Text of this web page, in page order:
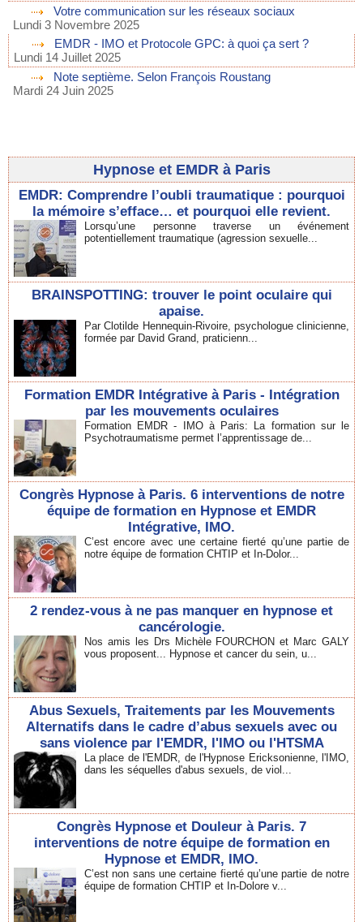
Votre communication sur les réseaux sociaux
Lundi 3 Novembre 2025
EMDR - IMO et Protocole GPC: à quoi ça sert ?
Lundi 14 Juillet 2025
Note septième. Selon François Roustang
Mardi 24 Juin 2025
Hypnose et EMDR à Paris
EMDR: Comprendre l’oubli traumatique : pourquoi
la mémoire s’efface… et pourquoi elle revient.
Lorsqu’une personne traverse un événement
potentiellement traumatique (agression sexuelle...
BRAINSPOTTING: trouver le point oculaire qui
apaise.
Par Clotilde Hennequin-Rivoire, psychologue clinicienne,
formée par David Grand, praticienn...
Formation EMDR Intégrative à Paris - Intégration
par les mouvements oculaires
Formation EMDR - IMO à Paris: La formation sur le
Psychotraumatisme permet l’apprentissage de...
Congrès Hypnose à Paris. 6 interventions de notre
équipe de formation en Hypnose et EMDR
Intégrative, IMO.
C’est encore avec une certaine fierté qu’une partie de
notre équipe de formation CHTIP et In-Dolor...
2 rendez-vous à ne pas manquer en hypnose et
cancérologie.
Nos amis les Drs Michèle FOURCHON et Marc GALY
vous proposent... Hypnose et cancer du sein, u...
Abus Sexuels, Traitements par les Mouvements
Alternatifs dans le cadre d’abus sexuels avec ou
sans violence par l'EMDR, l'IMO ou l'HTSMA
La place de l'EMDR, de l'Hypnose Ericksonienne, l'IMO,
dans les séquelles d'abus sexuels, de viol...
Congrès Hypnose et Douleur à Paris. 7
interventions de notre équipe de formation en
Hypnose et EMDR, IMO.
C’est non sans une certaine fierté qu’une partie de notre
équipe de formation CHTIP et In-Dolore v...